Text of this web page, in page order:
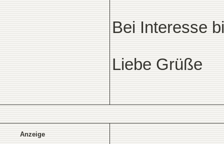
Bei Interesse
Liebe Grüße
Anzeige